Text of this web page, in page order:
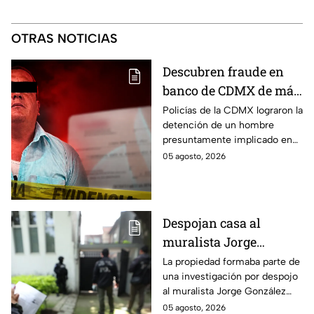
OTRAS NOTICIAS
Descubren fraude en
banco de CDMX de más
de 400 mil pesos con
un cheque falso
Policías de la CDMX lograron la
detención de un hombre
presuntamente implicado en
un intento de fraude para
05 agosto, 2026
Despojan casa al
muralista Jorge
González Camarena en
la Del Valle y la
recupera| FOTOS
La propiedad formaba parte de
una investigación por despojo
al muralista Jorge González
Camarena por un predio en la
05 agosto, 2026